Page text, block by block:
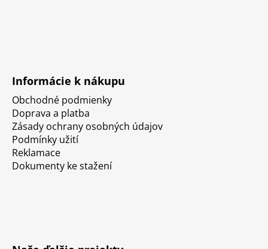
Informácie k nákupu
Obchodné podmienky
Doprava a platba
Zásady ochrany osobných údajov
Podmínky užití
Reklamace
Dokumenty ke stažení